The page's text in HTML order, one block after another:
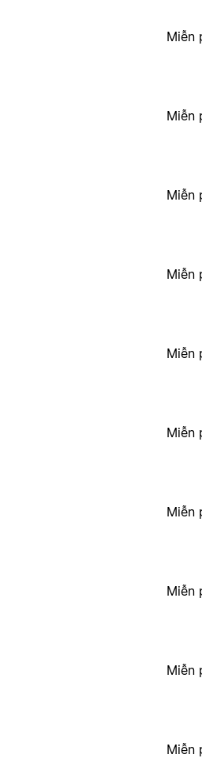
Miễn
Miễn
Miễn
Miễn
Miễn
Miễn
Miễn
Miễn
Miễn
Miễn